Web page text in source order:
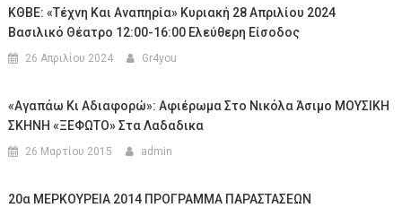
ΚΘΒΕ: «Τέχνη Και Αναπηρία» Κυριακή 28 Απριλίου 2024
Βασιλικό Θέατρο 12:00-16:00 Ελεύθερη Είσοδος
26 Απριλίου 2024 Gr4you
«Αγαπάω Κι Αδιαφορώ»: Αφιέρωμα Στο Νικόλα Άσιμο ΜΟΥΣΙΚΗ
ΣΚΗΝΗ «ΞΕΦΩΤΟ» Στα Λαδαδικα
26 Μαρτίου 2015 admin
20α ΜΕΡΚΟΥΡΕΙΑ 2014 ΠΡΟΓΡΑΜΜΑ ΠΑΡΑΣΤΑΣΕΩΝ